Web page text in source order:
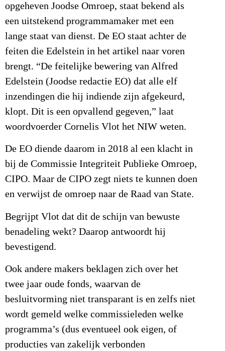
opgeheven Joodse Omroep, staat bekend als
een uitstekend programmamaker met een
lange staat van dienst. De EO staat achter de
feiten die Edelstein in het artikel naar voren
brengt. “De feitelijke bewering van Alfred
Edelstein (Joodse redactie EO) dat alle elf
inzendingen die hij indiende zijn afgekeurd,
klopt. Dit is een opvallend gegeven,” laat
woordvoerder Cornelis Vlot het NIW weten.
De EO diende daarom in 2018 al een klacht in
bij de Commissie Integriteit Publieke Omroep,
CIPO. Maar de CIPO zegt niets te kunnen doen
en verwijst de omroep naar de Raad van State.
Begrijpt Vlot dat dit de schijn van bewuste
benadeling wekt? Daarop antwoordt hij
bevestigend.
Ook andere makers beklagen zich over het
twee jaar oude fonds, waarvan de
besluitvorming niet transparant is en zelfs niet
wordt gemeld welke commissieleden welke
programma’s (dus eventueel ook eigen, of
producties van zakelijk verbonden